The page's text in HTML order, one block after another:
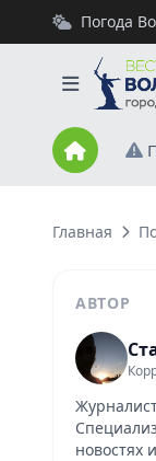
Погода
Главная
АВТОР
новостях